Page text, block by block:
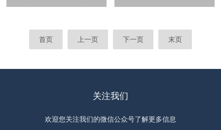
首页 上一页 下一页 末页
关注我们
欢迎您关注我们的微信公众号了解更多信息